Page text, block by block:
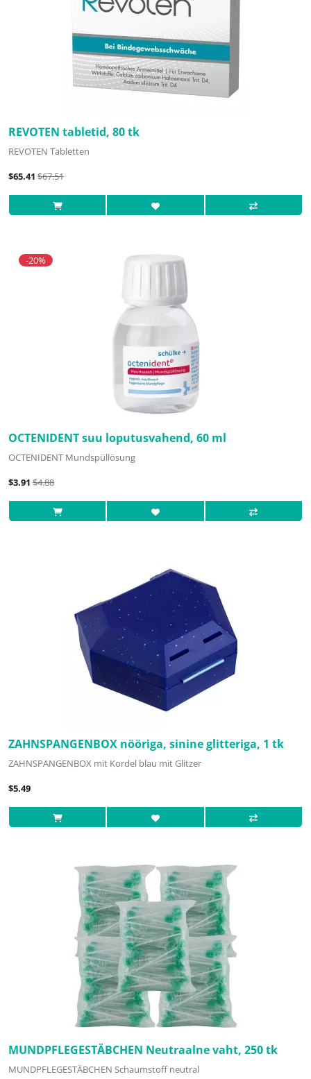
REVOTEN tabletid, 80 tk
REVOTEN Tabletten
$65.41 $67.51
-20%
OCTENIDENT suu loputusvahend, 60 ml
OCTENIDENT Mundspüllösung
$3.91 $4.88
ZAHNSPANGENBOX nööriga, sinine glitteriga, 1 tk
ZAHNSPANGENBOX mit Kordel blau mit Glitzer
$5.49
MUNDPFLEGESTÄBCHEN Neutraalne vaht, 250 tk
MUNDPFLEGESTÄBCHEN Schaumstoff neutral